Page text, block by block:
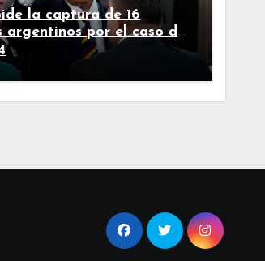
la captura de 16
argentinos por el caso del
estuvo en Buenos Aires